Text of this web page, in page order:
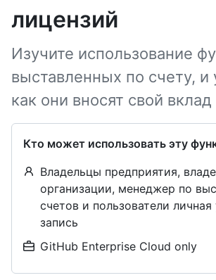
лицензий
Изучите использование
выставленных по счету, и
как они вносят свой вклад
Кто может использовать эту
Владельцы предприятия,
организации, менеджер по
счетов и пользователи личная
запись
GitHub Enterprise Cloud only